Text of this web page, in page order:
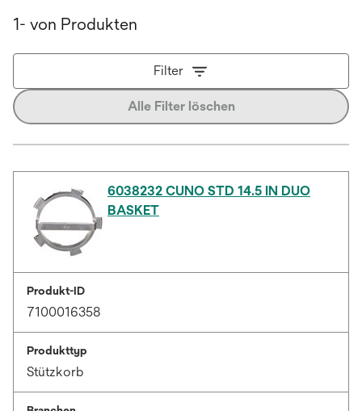
1- von Produkten
Filter
Alle Filter löschen
6038232 CUNO STD 14.5 IN DUO
BASKET
Produkt-ID
7100016358
Produkttyp
Stützkorb